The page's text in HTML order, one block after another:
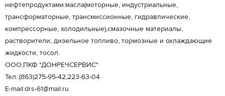
нефтепродуктами:масла(моторные, индустриальные,
трансформаторные, трансмиссионные, гидравлические,
компрессорные, холодильные),смазочные материалы,
растворители, дизельное топливо, тормозные и охлаждающие
жидкости, тосол.
ООО,ПКФ "ДОНРЕЧСЕРВИС"
Тел.:(863)275-95-42,223-63-04
Е-mail:drs-61@mail.ru